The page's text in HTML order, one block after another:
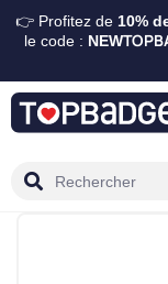
👉 Profitez de 10%
le code : NEW